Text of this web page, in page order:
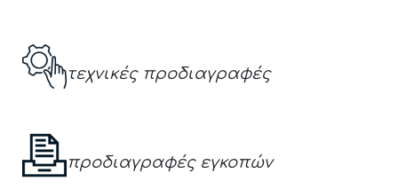
τεχνικές προδιαγραφές
προδιαγραφές εγκοπών